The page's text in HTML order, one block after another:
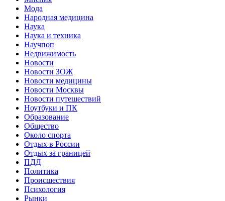
Мода
Народная медицина
Наука
Наука и техника
Научпоп
Недвижимость
Новости
Новости ЗОЖ
Новости медицины
Новости Москвы
Новости путешествий
Ноутбуки и ПК
Образование
Общество
Около спорта
Отдых в России
Отдых за границей
ПДД
Политика
Происшествия
Психология
Рынки